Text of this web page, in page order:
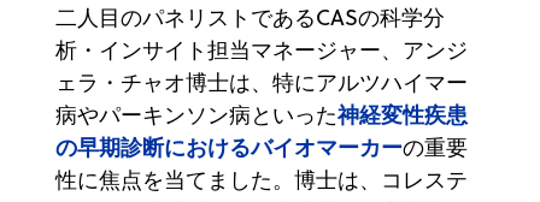
二人目のパネリストであるCASの科学分
析・インサイト担当マネージャー、アンジ
ェラ・チャオ博士は、特にアルツハイマー
病やパーキンソン病といった神経変性疾患
の早期診断におけるバイオマーカーの重要
性に焦点を当てました。博士は、コレステ